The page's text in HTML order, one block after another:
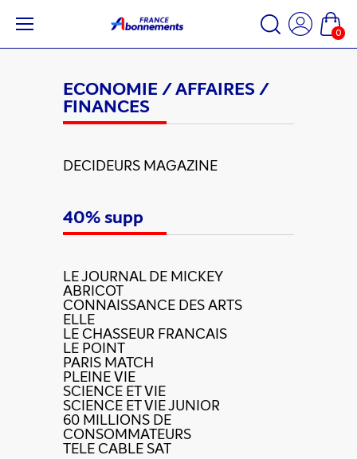
0
ECONOMIE / AFFAIRES /
FINANCES
DECIDEURS MAGAZINE
40% supp
LE JOURNAL DE MICKEY
ABRICOT
CONNAISSANCE DES ARTS
ELLE
LE CHASSEUR FRANCAIS
LE POINT
PARIS MATCH
PLEINE VIE
SCIENCE ET VIE
SCIENCE ET VIE JUNIOR
60 MILLIONS DE
CONSOMMATEURS
TELE CABLE SAT